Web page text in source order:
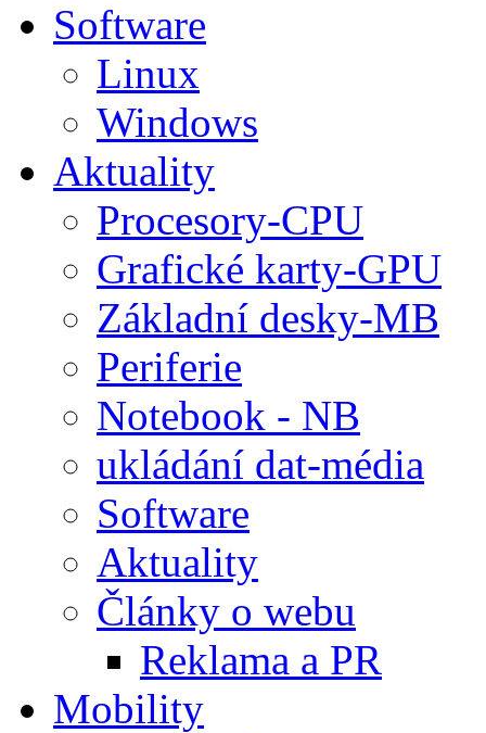
Software
Linux
Windows
Aktuality
Procesory-CPU
Grafické karty-GPU
Základní desky-MB
Periferie
Notebook - NB
ukládání dat-média
Software
Aktuality
Články o webu
Reklama a PR
Mobility